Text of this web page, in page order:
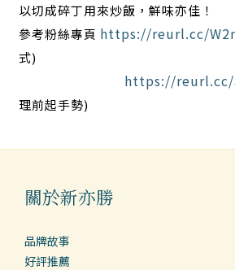
以切成碎丁用來炒飯，鮮味亦佳！
參考粉絲專頁 https://reurl.cc/
式)
https://reurl.cc/
理前起手勢)
關於新亦勝
品牌故事
好評推薦